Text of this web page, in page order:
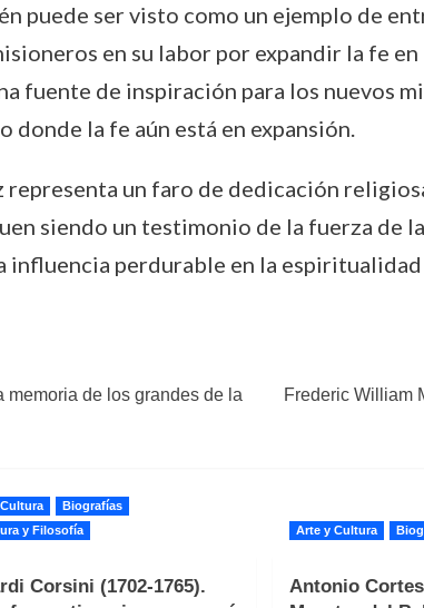
puede ser visto como un ejemplo de
en su labor por expandir la fe
fuente de inspiración para los nuevos
donde la fe aún está en expansión.
representa un faro de dedicación
siendo un testimonio de la fuerza de
influencia perdurable en la
memoria de los grandes de la
Frederic William
Biografías
y Filosofía
Corsini (1702-1765).
Arte y Cultura
Antonio